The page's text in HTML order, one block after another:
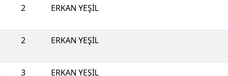
2 ERKAN YEŞİL
2 ERKAN YEŞİL
3 ERKAN YEŞİL